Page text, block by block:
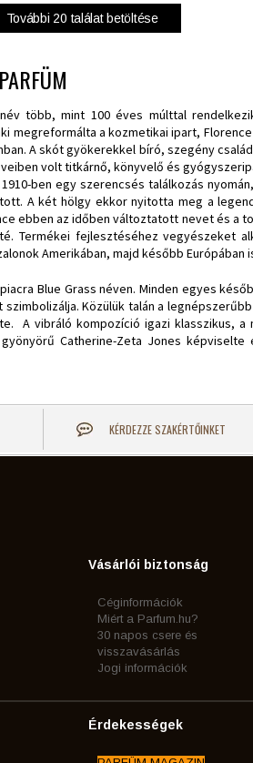
További 20 találat betöltése
több, mint 100 éves múlttal
megreformálta a kozmetikai ipart,
A skót gyökerekkel bíró, szegény
volt titkárnő, könyvelő és
ben egy szerencsés találkozás
A két hölgy ekkor nyitotta meg a
ebben az időben változtatott nevet és a
Termékei fejlesztéséhez vegyészeket
Amerikában, majd később Európában
Blue Grass néven. Minden egyes
Közülük talán a
A vibráló kompozíció igazi klasszikus,
Catherine-Zeta Jones
KÉRDEZZE SZAKÉRTŐINKET
Vásárlói biztonság
Céginformációk
Miért a Parfum.hu?
30 napos csere és
visszavásárlás
Jogi információk
Érdekességek